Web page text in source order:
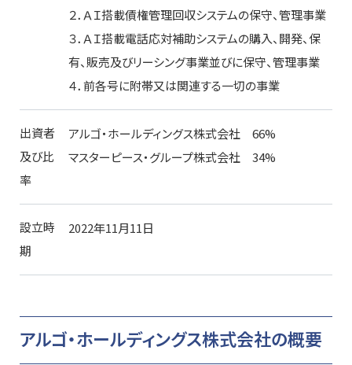
２．ＡＩ搭載債権管理回収システムの保守、管理事業
３．ＡＩ搭載電話応対補助システムの購入、開発、保
有、販売及びリーシング事業並びに保守、管理事業
４．前各号に附帯又は関連する一切の事業
出資者
及び比
率
アルゴ・ホールディングス株式会社 66%
マスターピース・グループ株式会社 34%
設立時
期
2022年11月11日
アルゴ・ホールディングス株式会社の概要